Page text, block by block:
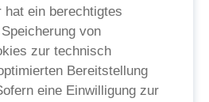
hat ein berechtigtes
von
zur technisch
Bereitstellung
eine Einwilligung zur